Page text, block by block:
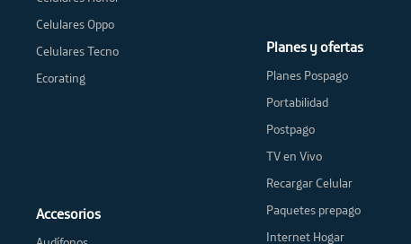
Celulares Oppo
Celulares Tecno
Ecorating
Accesorios
Planes y ofertas
Planes Pospago
Portabilidad
Postpago
TV en Vivo
Recargar Celular
Paquetes prepago
Internet Hogar